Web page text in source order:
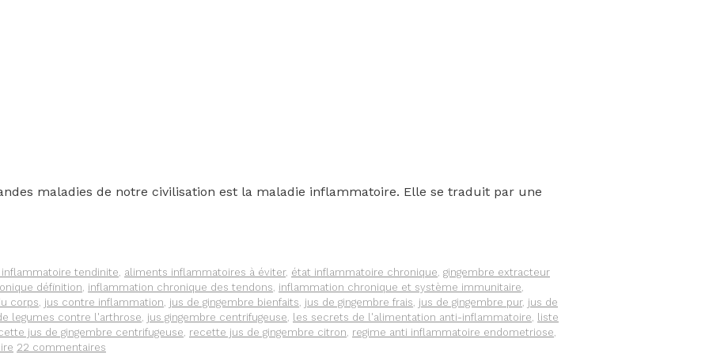
maladies de notre civilisation est la maladie inflammatoire. Elle se traduit par une
tendinite, aliments inflammatoires à éviter, état inflammatoire chronique, gingembre extracteur
définition, inflammation chronique des tendons, inflammation chronique et système immunitaire,
corps, jus contre inflammation, jus de gingembre bienfaits, jus de gingembre frais, jus de gingembre pur, jus de
legumes contre l'arthrose, jus gingembre centrifugeuse, les secrets de l'alimentation anti-inflammatoire, liste
jus de gingembre centrifugeuse, recette jus de gingembre citron, regime anti inflammatoire endometriose,
22 commentaires